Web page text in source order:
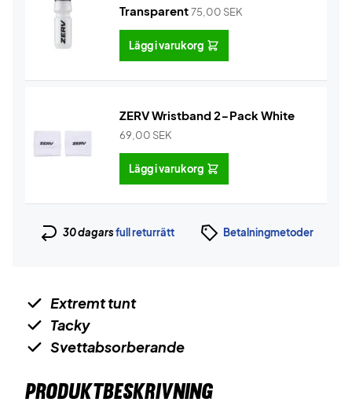
Transparent75,00 SEK
Lägg i varukorg
ZERV Wristband 2-Pack White
69,00 SEK
Lägg i varukorg
30 dagarsfull returrätt Betalningmetoder
Extremt tunt
Tacky
Svettabsorberande
PRODUKTBESKRIVNING